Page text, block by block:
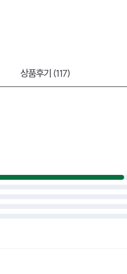
상품후기 (117)